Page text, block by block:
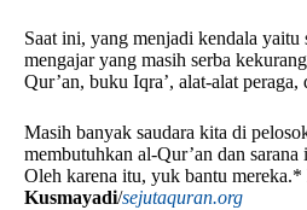
Saat ini, yang menjadi kendala yaitu
mengajar yang masih serba
Qur’an, buku Iqra’, alat-alat peraga,
Masih banyak saudara kita di
membutuhkan al-Qur’an dan sarana
Oleh karena itu, yuk bantu mereka.*
Kusmayadi/sejutaquran.org